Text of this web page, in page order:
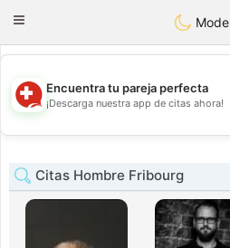
Suissi
Toggle
Mode
💖
💕
Encuentra tu pareja perfecta
¡Descarga nuestra app de citas ahora!
Citas Hombre Fribourg